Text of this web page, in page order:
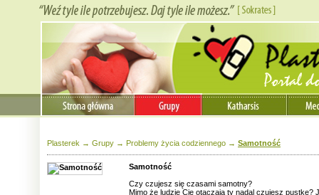
Plasterek → Grupy → Problemy życia codziennego → Samotność
Samotność
Czy czujesz się czasami samotny?
Mimo że ludzie Cię otaczają ty nadal czujesz pustkę?